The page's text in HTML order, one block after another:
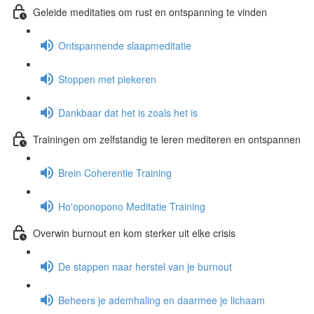
Geleide meditaties om rust en ontspanning te vinden
Ontspannende slaapmeditatie
Stoppen met piekeren
Dankbaar dat het is zoals het is
Trainingen om zelfstandig te leren mediteren en ontspannen
Brein Coherentie Training
Ho'oponopono Meditatie Training
Overwin burnout en kom sterker uit elke crisis
De stappen naar herstel van je burnout
Beheers je ademhaling en daarmee je lichaam